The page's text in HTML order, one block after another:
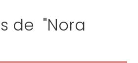
de "Nora